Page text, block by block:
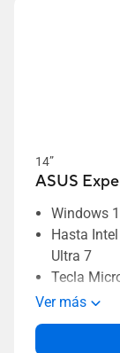
14”
ASUS
Windows
Hasta
Ultra 7
Tecla
mayor
Gráficos
Ver más